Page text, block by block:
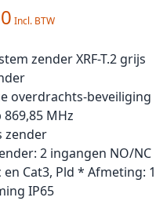
zender XRF-T.2 grijs
overdrachts-beveiliging
MHz
zender
2 ingangen NO/NC
en Cat3, Pld * Afmeting:
IP65